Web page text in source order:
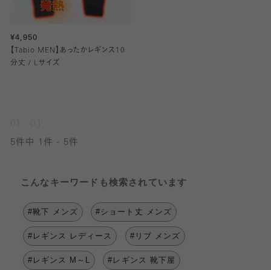
¥4,950
【Tabio MEN】あったかレギンス10
分丈 / Lサイズ
5件中 1件 - 5件
こんなキーワードも検索されています
#靴下 メンズ #ショート丈 メンズ
#レギンス レディース #リブ メンズ
#レギンス M～L #レギンス 靴下屋